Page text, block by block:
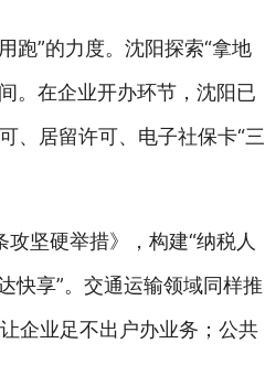
跑”的力度。沈阳探索“拿地
。在企业开办环节，沈阳已
、居留许可、电子社保卡“三
坚硬举措》，构建“纳税人
快享”。交通运输领域同样推
企业足不出户办业务；公共